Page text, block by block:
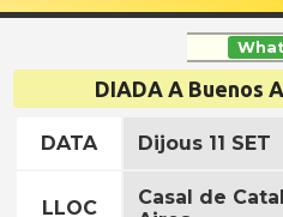
DIADA A Buenos
DATA Dijous 11 SET
LLOC
Casal de